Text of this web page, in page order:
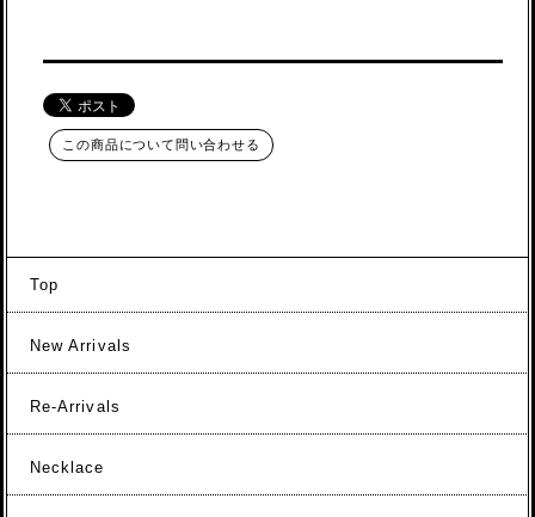
この商品について問い合わせる
Top
New Arrivals
Re-Arrivals
Necklace